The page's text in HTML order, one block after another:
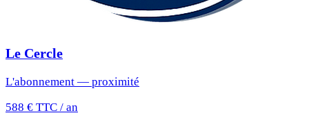
Le Cercle
L'abonnement — proximité
588 € TTC / an